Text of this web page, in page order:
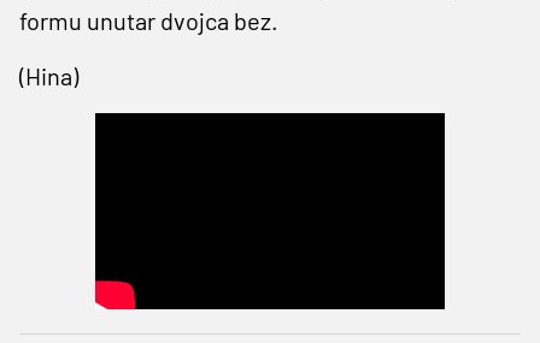
formu unutar dvojca bez.
(Hina)